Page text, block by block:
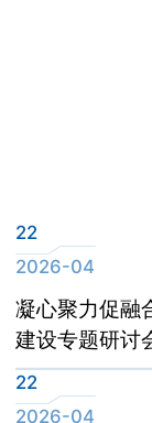
22
2026-04
凝心聚力促
建设专题研讨
22
2026-04